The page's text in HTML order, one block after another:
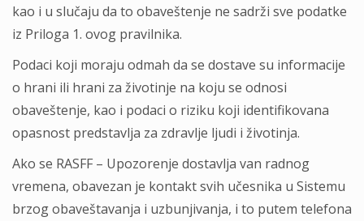
kao i u slučaju da to obaveštenje ne sadrži sve podatke
iz Priloga 1. ovog pravilnika.
Podaci koji moraju odmah da se dostave su informacije
o hrani ili hrani za životinje na koju se odnosi
obaveštenje, kao i podaci o riziku koji identifikovana
opasnost predstavlja za zdravlje ljudi i životinja.
Ako se RASFF – Upozorenje dostavlja van radnog
vremena, obavezan je kontakt svih učesnika u Sistemu
brzog obaveštavanja i uzbunjivanja, i to putem telefona